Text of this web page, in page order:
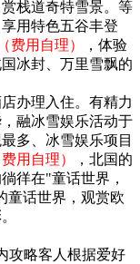
栈道奇特雪景。等
享用特色五谷丰登
（费用自理）
，体验
冰封、万里雪飘的
办理入住。有精力
融冰雪娱乐活动于
多、冰雪娱乐项目
费用自理）
，北国的
徉在"童话世界，
童话世界，观赏欧
攻略客人根据爱好